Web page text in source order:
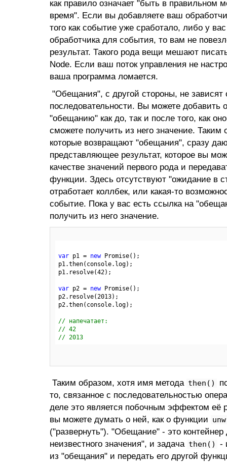
как правило означает "быть в правильном
время". Если вы добавляете ваш
того как событие уже сработало, либо у
обработчика для события, то вам не
результат. Такого рода вещи мешают
Node. Если ваш поток управления не
ваша программа ломается.
"Обещания", с другой стороны, не зависят
последовательности. Вы можете добавить
"обещанию" как до, так и после того, как
сможете получить из него значение.
которые возвращают "обещания", сразу
представляющее результат, которое вы
качестве значений первого рода и
функции. Здесь отсутствуют "ожидание в
отработает коллбек, или какая-то
событие. Пока у вас есть ссылка на
получить из него значение.
var p1 = new Promise();
p1.then(console.log);
p1.resolve(42);
var p2 = new Promise();
p2.resolve(2013);
p2.then(console.log);
// напечатает:
// 42
// 2013
Таким образом, хотя имя метода then()
то, связанное с последовательностью
деле это является побочным эффектом её
вы можете думать о ней, как о функции
("развернуть"). "Обещание" - это
неизвестного значения", и задача then()
-
из "обещания" и передать его другой